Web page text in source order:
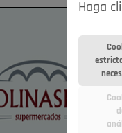
Haga